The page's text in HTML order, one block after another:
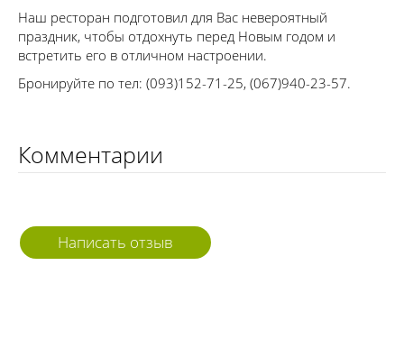
Наш ресторан подготовил для Вас невероятный
праздник, чтобы отдохнуть перед Новым годом и
встретить его в отличном настроении.
Бронируйте по тел: (093)152-71-25, (067)940-23-57.
Комментарии
Написать отзыв